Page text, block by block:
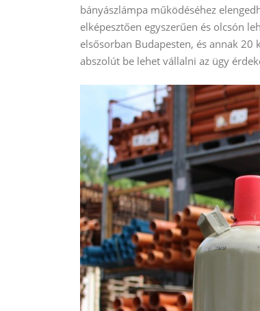
bányászlámpa működéséhez
elképesztően egyszerűen és olcsón
elsősorban Budapesten, és annak
abszolút be lehet vállalni az ügy